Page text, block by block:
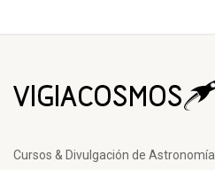
Cursos & Divulgación de Astronomía